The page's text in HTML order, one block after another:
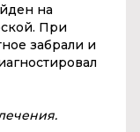
на
При
забрали и